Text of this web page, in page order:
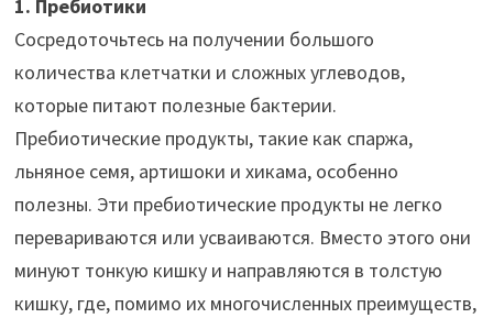
1. Пребиотики
Сосредоточьтесь на получении большого
количества клетчатки и сложных углеводов,
которые питают полезные бактерии.
Пребиотические продукты, такие как спаржа,
льняное семя, артишоки и хикама, особенно
полезны. Эти пребиотические продукты не легко
перевариваются или усваиваются. Вместо этого они
минуют тонкую кишку и направляются в толстую
кишку, где, помимо их многочисленных преимуществ,